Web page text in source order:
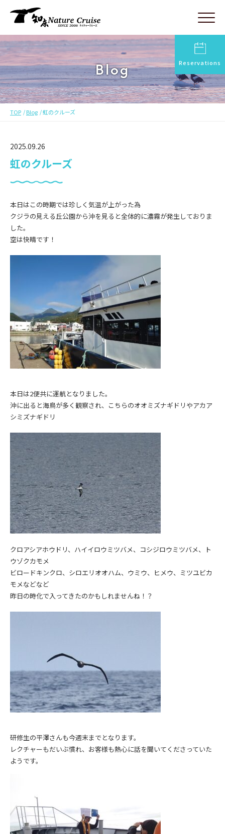
Reservations
Blog
TOP Blog 虹のクルーズ
2025.09.26
虹のクルーズ
本日はこの時期では珍しく気温が上がった為
クジラの見える丘公園から沖を見ると全体的に濃霧が発生しておりま
した。
空は快晴です！
本日は2便共に運航となりました。
沖に出ると海鳥が多く観察され、こちらのオオミズナギドリやアカア
シミズナギドリ
クロアシアホウドリ、ハイイロウミツバメ、コシジロウミツバメ、ト
ウゾクカモメ
ビロードキンクロ、シロエリオオハム、ウミウ、ヒメウ、ミツユビカ
モメなどなど
昨日の時化で入ってきたのかもしれませんね！？
研修生の平澤さんも今週末までとなります。
レクチャーもだいぶ慣れ、お客様も熱心に話を聞いてくださっていた
ようです。